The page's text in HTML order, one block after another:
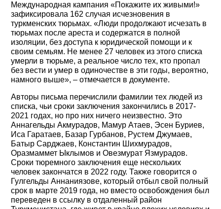
Международная кампания «Покажите их живыми!»
зафиксировала 162 случая исчезновения в
туркменских тюрьмах. «Люди продолжают исчезать в
тюрьмах после ареста и содержатся в полной
изоляции, без доступа к юридической помощи и к
своим семьям. Не менее 27 человек из этого списка
умерли в тюрьме, а реальное число тех, кто пропал
без вести и умер в одиночестве в эти годы, вероятно,
намного выше», – отмечается в документе.
Авторы письма перечислили фамилии тех людей из
списка, чьи сроки заключения закончились в 2017-
2021 годах, но про них ничего неизвестно. Это
Аннагельды Акмурадов, Мамур Атаев, Эсен Буриев,
Иса Гаратаев, Базар Гурбанов, Рустем Джумаев,
Батыр Сарджаев, Константин Шихмурадов,
Оразмаммет Ыклымов и Овезмурат Язмурадов.
Сроки тюремного заключения еще нескольких
человек закончатся в 2022 году. Также говорится о
Гулгельды Аннаниязове, который отбыл свой полный
срок в марте 2019 года, но вместо освобождения был
переведен в ссылку в отдаленный район